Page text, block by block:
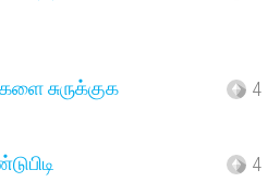
சுருக்குக 4
4